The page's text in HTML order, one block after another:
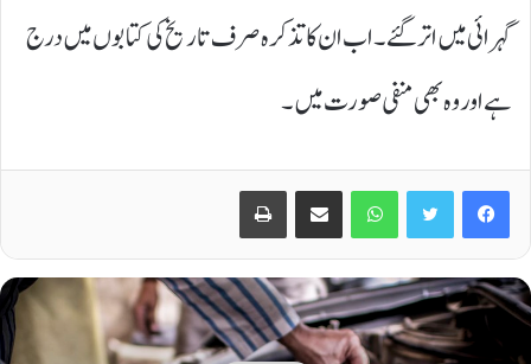
گہرائی میں اتر گئے۔ اب ان کا تذکرہ صرف تاریخ کی کتابوں میں درج
ہے اور وہ بھی منفی صورت میں۔
Facebook
Twitter
WhatsApp
Share via Email
Print